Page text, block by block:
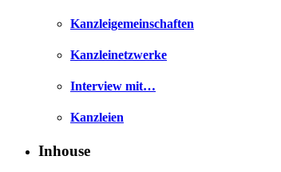
Kanzleigemeinschaften
Kanzleinetzwerke
Interview mit…
Kanzleien
Inhouse